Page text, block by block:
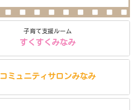
子育て支援ルーム
すくすくみなみ
コミュニティ サロンみなみ